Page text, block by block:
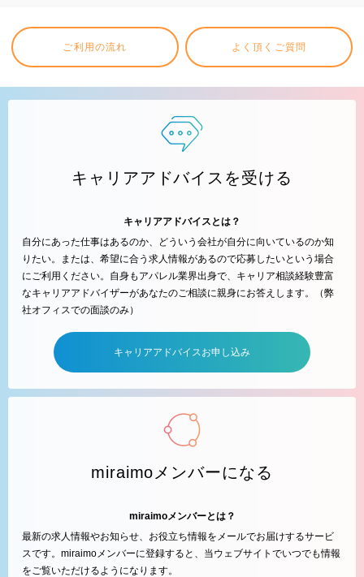
ご利用の流れ よく頂くご質問
キャリアアドバイスを受ける
キャリアアドバイスとは？
自分にあった仕事はあるのか、どういう会社が自分に向いているのか知
りたい。または、希望に合う求人情報があるので応募したいという場合
にご利用ください。自身もアパレル業界出身で、キャリア相談経験豊富
なキャリアアドバイザーがあなたのご相談に親身にお答えします。（弊
社オフィスでの面談のみ）
キャリアアドバイスお申し込み
miraimoメンバーになる
miraimoメンバーとは？
最新の求人情報やお知らせ、お役立ち情報をメールでお届けするサービ
スです。miraimoメンバーに登録すると、当ウェブサイトでいつでも情報
をご覧いただけるようになります。